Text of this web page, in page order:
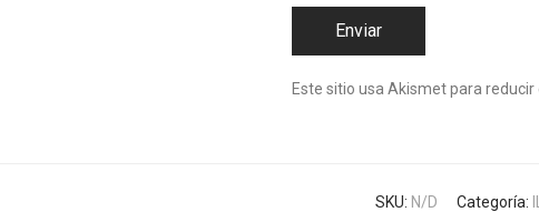
Este sitio usa Akismet para reducir
SKU: N/D Categoría: